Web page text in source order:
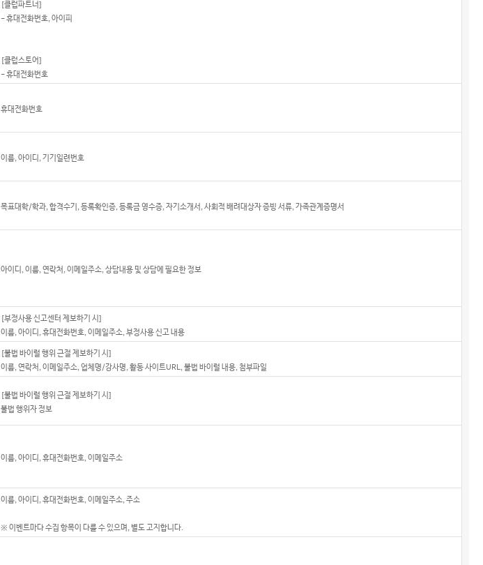
[클럽파트너]
- 휴대전화번호, 아이피
[클럽스토어]
- 휴대전화번호
휴대전화번호
이름, 아이디, 기기일련번호
목표대학/학과, 합격수기, 등록확인증, 등록금 영수증, 자기소개서, 사회적 배려대상자 증빙 서류, 가족관계증명서
아이디, 이름, 연락처, 이메일주소, 상담내용 및 상담에 필요한 정보
[부정사용 신고센터 제보하기 시]
이름, 아이디, 휴대전화번호, 이메일주소, 부정사용 신고 내용
[불법 바이럴 행위 근절 제보하기 시]
이름, 연락처, 이메일주소, 업체명/강사명, 활동 사이트URL, 불법 바이럴 내용, 첨부파일
[불법 바이럴 행위 근절 제보하기 시]
불법 행위자 정보
이름, 아이디, 휴대전화번호, 이메일주소
이름, 아이디, 휴대전화번호, 이메일주소, 주소
※ 이벤트마다 수집 항목이 다를 수 있으며, 별도 고지합니다.